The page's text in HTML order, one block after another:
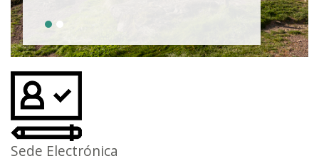
Sede Electrónica